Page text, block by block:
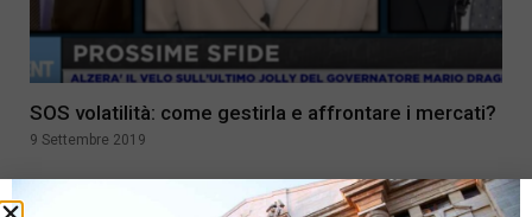
SOS volatilità: come gestirla e affrontare i mercati?
9 Settembre 2019